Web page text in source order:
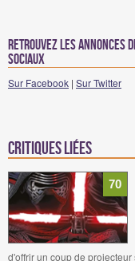
Retrouvez les annonces
sociaux
Sur Facebook | Sur Twitter
Critiques liées
70
d'offrir un coup de